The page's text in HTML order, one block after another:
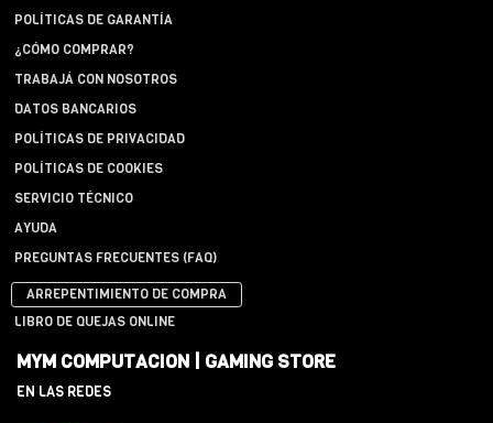
POLÍTICAS DE GARANTÍA
¿CÓMO COMPRAR?
TRABAJÁ CON NOSOTROS
DATOS BANCARIOS
POLÍTICAS DE PRIVACIDAD
POLÍTICAS DE COOKIES
SERVICIO TÉCNICO
AYUDA
PREGUNTAS FRECUENTES (FAQ)
ARREPENTIMIENTO DE COMPRA
LIBRO DE QUEJAS ONLINE
MYM COMPUTACION | GAMING STORE
EN LAS REDES